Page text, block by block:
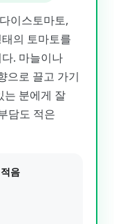
이스토마토,
의 토마토를
. 마늘이나
으로 끌고 가기
는 분에게 잘
담도 적은
음